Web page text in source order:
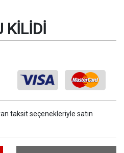
KİLİDİ
taksit seçenekleriyle satın